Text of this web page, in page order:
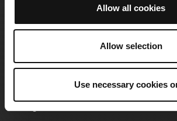
Allow all cookies
Allow selection
Use necessary cookies
OpenRunner
Lavora con noi